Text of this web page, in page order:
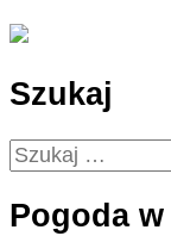
Szukaj
Szukaj:
Pogoda